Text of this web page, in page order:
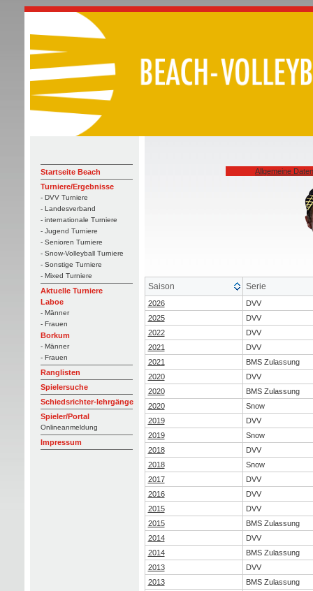
Startseite Beach
Turniere/Ergebnisse
- DVV Turniere
- Landesverband
- internationale Turniere
- Jugend Turniere
- Senioren Turniere
- Snow-Volleyball Turniere
- Sonstige Turniere
- Mixed Turniere
Aktuelle Turniere
Laboe
- Männer
- Frauen
Borkum
- Männer
- Frauen
Ranglisten
Spielersuche
Schiedsrichter-lehrgänge
Spieler/Portal
Onlineanmeldung
Impressum
Allgemeine
Saison Serie
2026
DVV
2025
DVV
2022
DVV
2021
DVV
2021
BMS Zulassung
2020
DVV
2020
BMS Zulassung
2020
Snow
2019
DVV
2019
Snow
2018
DVV
2018
Snow
2017
DVV
2016
DVV
2015
DVV
2015
BMS Zulassung
2014
DVV
2014
BMS Zulassung
2013
DVV
2013
BMS Zulassung